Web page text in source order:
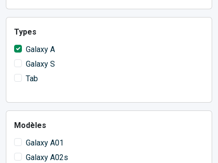
Types
Galaxy A
Galaxy S
Tab
Modèles
Galaxy A01
Galaxy A02s